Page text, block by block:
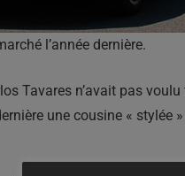
l’année dernière.
Tavares n’avait pas voulu
une cousine « stylée